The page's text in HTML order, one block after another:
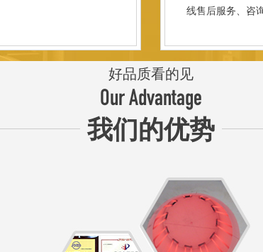
线售后服务、咨
好品质看的见
Our Advantage
我们的优势